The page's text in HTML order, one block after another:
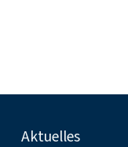
Fußnavigation
Aktuelles